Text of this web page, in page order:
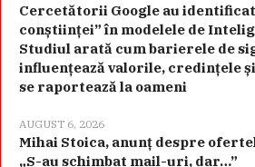
Cercetătorii Google au
conștiinței” în modelele de
Studiul arată cum barierele de
influențează valorile, credințele
se raportează la oameni
AUGUST 6, 2026
Mihai Stoica, anunț despre
„S-au schimbat mail-uri, dar…”